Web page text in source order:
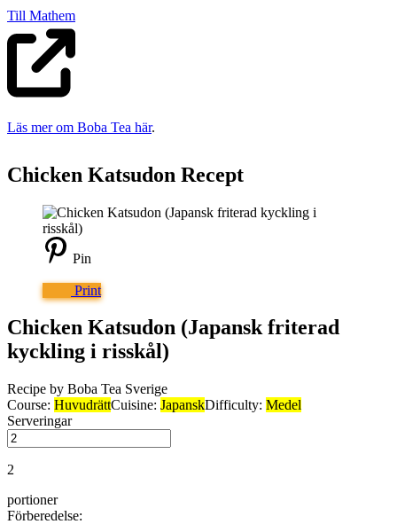
Till Mathem
Läs mer om Boba Tea här.
Chicken Katsudon Recept
Pin
Print
Chicken Katsudon (Japansk friterad
kyckling i risskål)
Recipe by Boba Tea Sverige
Course: HuvudrättCuisine: JapanskDifficulty: Medel
Serveringar
2
portioner
Förberedelse: